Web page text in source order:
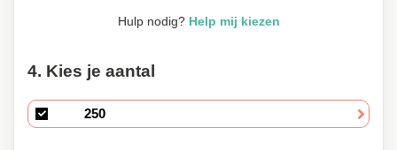
Hulp nodig? Help mij kiezen
4. Kies je aantal